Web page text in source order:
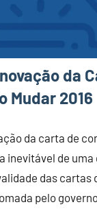
da
Mudar 2016
da carta de
inevitável de uma
das cartas
pelo